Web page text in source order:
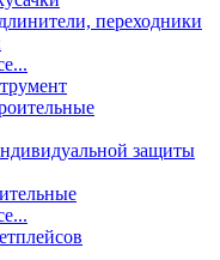
переходники
защиты